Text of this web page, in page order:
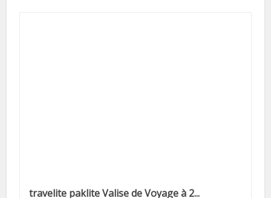
travelite paklite Valise de Voyage à 2...